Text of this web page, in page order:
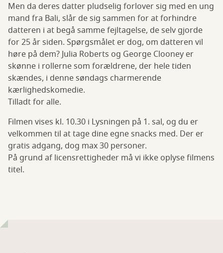
Men da deres datter pludselig forlover sig med en ung
mand fra Bali, slår de sig sammen for at forhindre
datteren i at begå samme fejltagelse, de selv gjorde
for 25 år siden. Spørgsmålet er dog, om datteren vil
høre på dem? Julia Roberts og George Clooney er
skønne i rollerne som forældrene, der hele tiden
skændes, i denne søndags charmerende
kærlighedskomedie.
Tilladt for alle.
Filmen vises kl. 10.30 i Lysningen på 1. sal, og du er
velkommen til at tage dine egne snacks med. Der er
gratis adgang, dog max 30 personer.
På grund af licensrettigheder må vi ikke oplyse filmens
titel.